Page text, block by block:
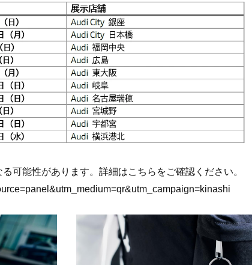
可能性があります。詳細はこちらをご確認ください。